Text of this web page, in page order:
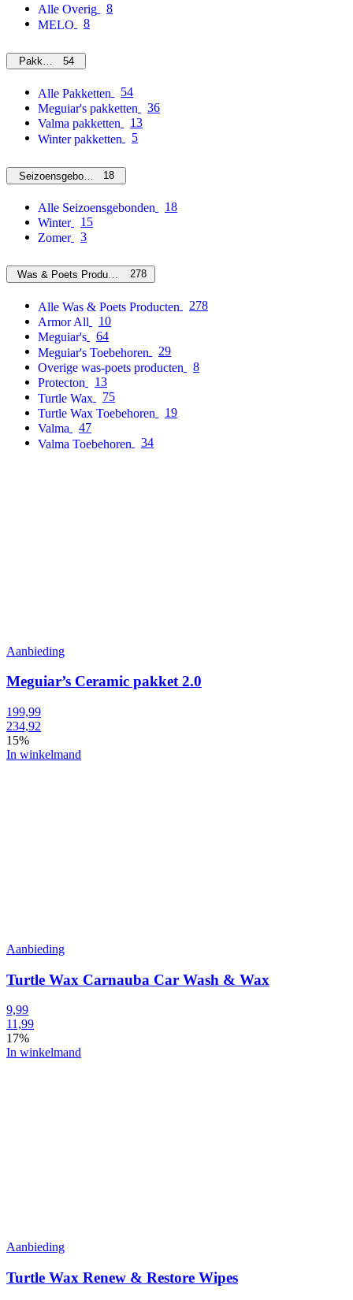
Alle Overig
8
MELO
8
Pakketten54
Alle Pakketten
54
Meguiar's pakketten
36
Valma pakketten
13
Winter pakketten
5
Seizoensgebonden18
Alle Seizoensgebonden
18
Winter
15
Zomer
3
Was & Poets Producten 278
Alle Was & Poets Producten
278
Armor All
10
Meguiar's
64
Meguiar's Toebehoren
29
Overige was-poets producten
8
Protecton
13
Turtle Wax
75
Turtle Wax Toebehoren
19
Valma
47
Valma Toebehoren
34
Aanbieding
Meguiar’s Ceramic pakket 2.0
199,99
234,92
15%
In winkelmand
Aanbieding
Turtle Wax Carnauba Car Wash & Wax
9,99
11,99
17%
In winkelmand
Aanbieding
Turtle Wax Renew & Restore Wipes